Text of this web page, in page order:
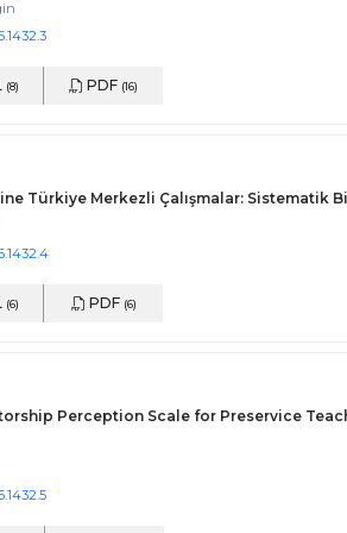
(8) PDF (16)
Türkiye Merkezli Çalışmalar: Sistematik
(6) PDF (6)
Perception Scale for Preservice